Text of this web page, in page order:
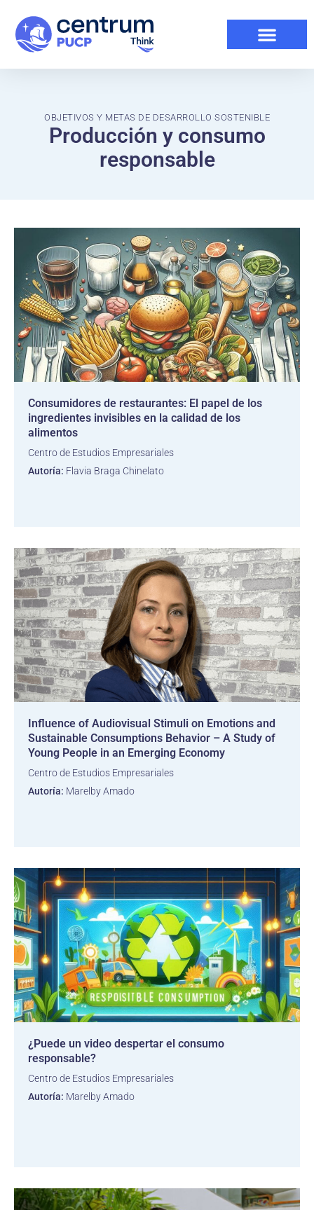
OBJETIVOS Y METAS DE DESARROLLO SOSTENIBLE
Producción y consumo
responsable
Consumidores de restaurantes: El papel de los
ingredientes invisibles en la calidad de los
alimentos
Centro de Estudios Empresariales
Autoría: Flavia Braga Chinelato
Influence of Audiovisual Stimuli on Emotions and
Sustainable Consumptions Behavior – A Study of
Young People in an Emerging Economy
Centro de Estudios Empresariales
Autoría: Marelby Amado
¿Puede un video despertar el consumo
responsable?
Centro de Estudios Empresariales
Autoría: Marelby Amado